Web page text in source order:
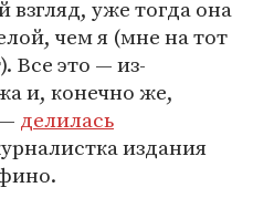
уже тогда она
чем я (мне на тот
Все это — из-
и, конечно же,
делилась
издания